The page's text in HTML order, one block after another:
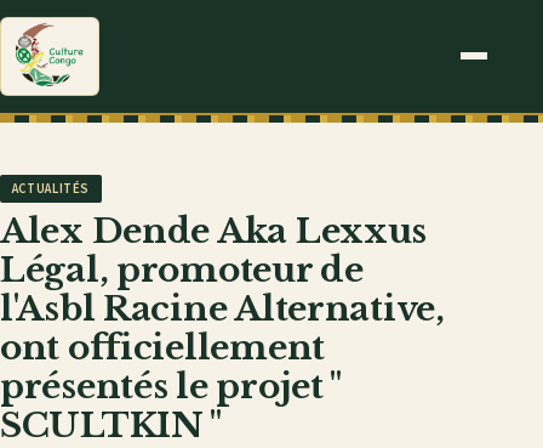
ACTUALITÉS
Alex Dende Aka Lexxus
Légal, promoteur de
l'Asbl Racine Alternative,
ont officiellement
présentés le projet ''
SCULTKIN "